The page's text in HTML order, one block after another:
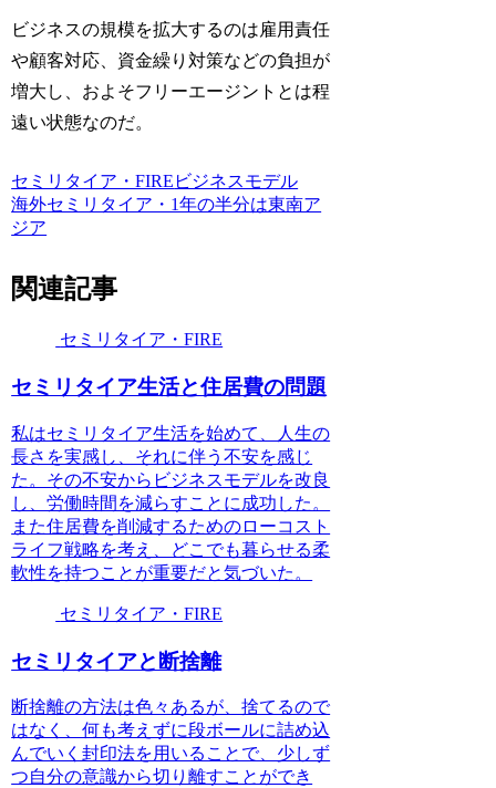
ビジネスの規模を拡大するのは雇用責任
や顧客対応、資金繰り対策などの負担が
増大し、およそフリーエージントとは程
遠い状態なのだ。
セミリタイア・FIRE ビジネスモデル
海外セミリタイア・1年の半分は東南ア
ジア
関連記事
セミリタイア・FIRE
セミリタイア生活と住居費の問題
私はセミリタイア生活を始めて、人生の
長さを実感し、それに伴う不安を感じ
た。その不安からビジネスモデルを改良
し、労働時間を減らすことに成功した。
また住居費を削減するためのローコスト
ライフ戦略を考え、どこでも暮らせる柔
軟性を持つことが重要だと気づいた。
セミリタイア・FIRE
セミリタイアと断捨離
断捨離の方法は色々あるが、捨てるので
はなく、何も考えずに段ボールに詰め込
んでいく封印法を用いることで、少しず
つ自分の意識から切り離すことができ